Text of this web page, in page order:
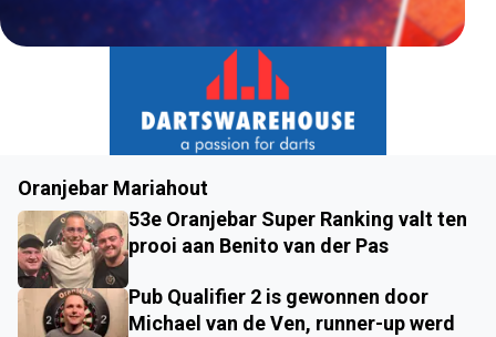
Oranjebar Mariahout
53e Oranjebar Super Ranking valt ten
prooi aan Benito van der Pas
Pub Qualifier 2 is gewonnen door
Michael van de Ven, runner-up werd